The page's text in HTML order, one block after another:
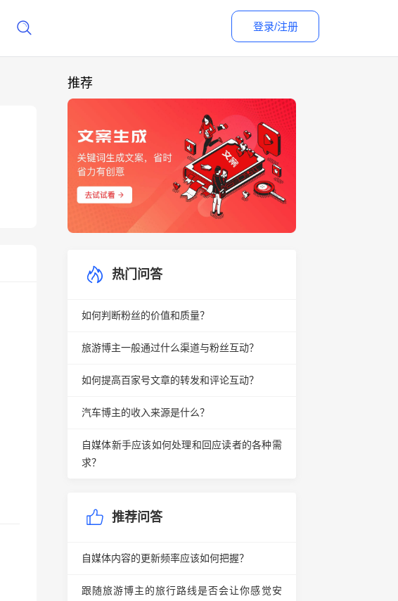
登录/注册
推荐
热门问答
如何判断粉丝的价值和质量？
旅游博主一般通过什么渠道与粉丝互动？
如何提高百家号文章的转发和评论互动？
汽车博主的收入来源是什么？
自媒体新手应该如何处理和回应读者的各种需
求？
推荐问答
自媒体内容的更新频率应该如何把握？
跟随旅游博主的旅行路线是否会让你感觉安